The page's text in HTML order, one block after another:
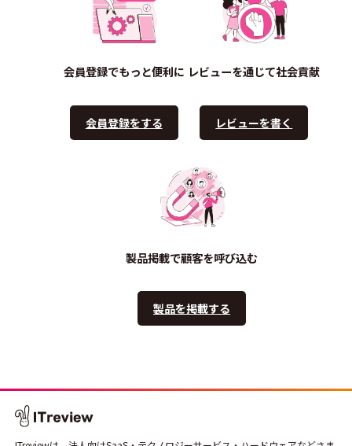
会員登録でもっと便利に
会員登録をする
レビューを通じて社会貢献
レビューを書く
製品掲載で顧客を呼び込む
製品を掲載する